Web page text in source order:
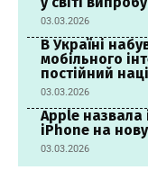
03.03.2026
В Україні
мобільного
постійний
03.03.2026
Apple назвала
iPhone на
03.03.2026